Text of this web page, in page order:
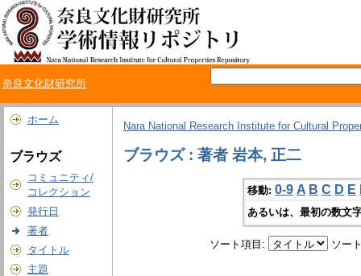
奈良文化財研究所
ホーム
ブラウズ
コミュニティ/
コレクション
発行日
著者
タイトル
主題
Nara National Research Institute for Cultural
ブラウズ : 著者 岩本, 正二
移動: 0-9 A B C D E
あるいは、最初の数文
ソート項目: ソー